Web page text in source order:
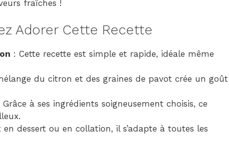
fraîches !
Adorer Cette Recette
: Cette recette est simple et rapide, idéale même
du citron et des graines de pavot crée un goût
Grâce à ses ingrédients soigneusement choisis, ce
en dessert ou en collation, il s’adapte à toutes les